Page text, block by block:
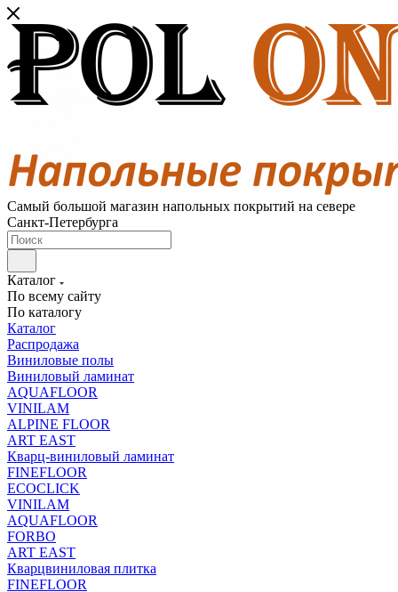
Самый большой магазин напольных покрытий на севере
Санкт-Петербурга
Каталог
По всему сайту
По каталогу
Каталог
Распродажа
Виниловые полы
Виниловый ламинат
AQUAFLOOR
VINILAM
ALPINE FLOOR
ART EAST
Кварц-виниловый ламинат
FINEFLOOR
ECOCLICK
VINILAM
AQUAFLOOR
FORBO
ART EAST
Кварцвиниловая плитка
FINEFLOOR